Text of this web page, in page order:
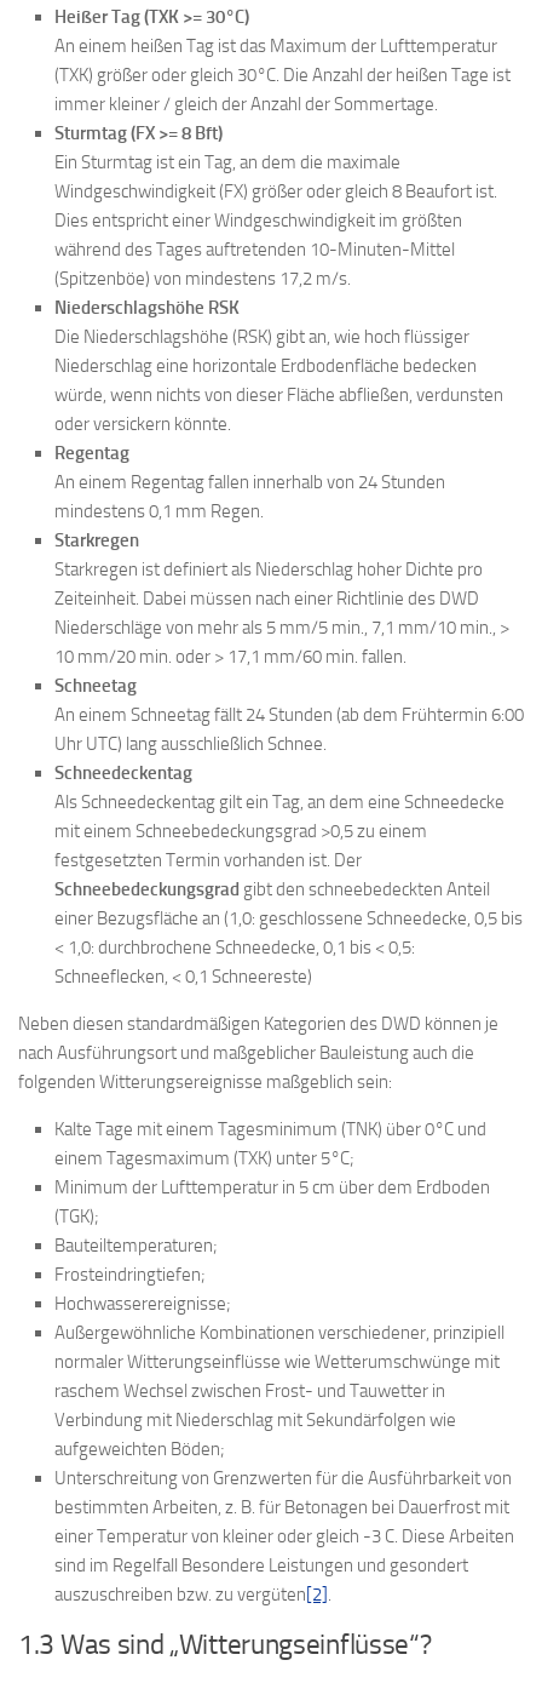
Heißer Tag (TXK >= 30°C)
An einem heißen Tag ist das Maximum der Lufttemperatur
(TXK) größer oder gleich 30°C. Die Anzahl der heißen Tage ist
immer kleiner / gleich der Anzahl der Sommertage.
Sturmtag (FX >= 8 Bft)
Ein Sturmtag ist ein Tag, an dem die maximale
Windgeschwindigkeit (FX) größer oder gleich 8 Beaufort ist.
Dies entspricht einer Windgeschwindigkeit im größten
während des Tages auftretenden 10-Minuten-Mittel
(Spitzenböe) von mindestens 17,2 m/s.
Niederschlagshöhe RSK
Die Niederschlagshöhe (RSK) gibt an, wie hoch flüssiger
Niederschlag eine horizontale Erdbodenfläche bedecken
würde, wenn nichts von dieser Fläche abfließen, verdunsten
oder versickern könnte.
Regentag
An einem Regentag fallen innerhalb von 24 Stunden
mindestens 0,1 mm Regen.
Starkregen
Starkregen ist definiert als Niederschlag hoher Dichte pro
Zeiteinheit. Dabei müssen nach einer Richtlinie des DWD
Niederschläge von mehr als 5 mm/5 min., 7,1 mm/10 min., >
10 mm/20 min. oder > 17,1 mm/60 min. fallen.
Schneetag
An einem Schneetag fällt 24 Stunden (ab dem Frühtermin 6:00
Uhr UTC) lang ausschließlich Schnee.
Schneedeckentag
Als Schneedeckentag gilt ein Tag, an dem eine Schneedecke
mit einem Schneebedeckungsgrad >0,5 zu einem
festgesetzten Termin vorhanden ist. Der
Schneebedeckungsgrad gibt den schneebedeckten Anteil
einer Bezugsfläche an (1,0: geschlossene Schneedecke, 0,5 bis
< 1,0: durchbrochene Schneedecke, 0,1 bis < 0,5:
Schneeflecken, < 0,1 Schneereste)
Neben diesen standardmäßigen Kategorien des DWD können je
nach Ausführungsort und maßgeblicher Bauleistung auch die
folgenden Witterungsereignisse maßgeblich sein:
Kalte Tage mit einem Tagesminimum (TNK) über 0°C und
einem Tagesmaximum (TXK) unter 5°C;
Minimum der Lufttemperatur in 5 cm über dem Erdboden
(TGK);
Bauteiltemperaturen;
Frosteindringtiefen;
Hochwasserereignisse;
Außergewöhnliche Kombinationen verschiedener, prinzipiell
normaler Witterungseinflüsse wie Wetterumschwünge mit
raschem Wechsel zwischen Frost- und Tauwetter in
Verbindung mit Niederschlag mit Sekundärfolgen wie
aufgeweichten Böden;
Unterschreitung von Grenzwerten für die Ausführbarkeit von
bestimmten Arbeiten, z. B. für Betonagen bei Dauerfrost mit
einer Temperatur von kleiner oder gleich -3 C. Diese Arbeiten
sind im Regelfall Besondere Leistungen und gesondert
auszuschreiben bzw. zu vergüten[2].
1.3 Was sind „Witterungseinflüsse“?